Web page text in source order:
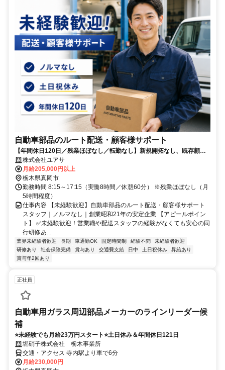
自動車部品のルート配送・顧客様サポート
【年間休日120日／残業ほぼなし／転勤なし】新規開拓なし、既存顧客
メイン！長距離運転無し
株式会社ユアサ
月給205,000円以上
栃木県真岡市
勤務時間 8:15～17:15（実働8時間／休憩60分） ※残業ほぼなし（月
5時間程度）
仕事内容 【未経験歓迎】自動車部品のルート配送・顧客様サポート
スタッフ｜ノルマなし｜創業昭和21年の安定企業 【アピールポイン
ト】 ✅未経験歓迎！営業職や配送スタッフの経験がなくても安心の同
行研修あ...
業界未経験者歓迎 長期 車通勤OK 固定時間制 経験不問
未経験者歓迎
研修あり
社会保険完備 賞与あり 交通費支給 日中 土日祝休み
昇給あり
賞与年2回あり
正社員
自動車用ガラス周辺部品メーカーのラインリーダー候
補
⭐未経験でも月給23万円スタート⭐土日休み＆年間休日121日
堀硝子株式会社 栃木事業所
交通・アクセス 寺内駅より車で6分
月給230,000円